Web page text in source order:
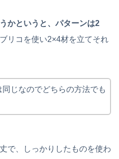
かというと、パターンは2
リコを使い2×4材を立てそれ
じなのでどちらの方法でも
で、しっかりしたものを使わ